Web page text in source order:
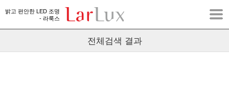
밝고 편안한 LED 조명
- 라룩스
전체검색 결과